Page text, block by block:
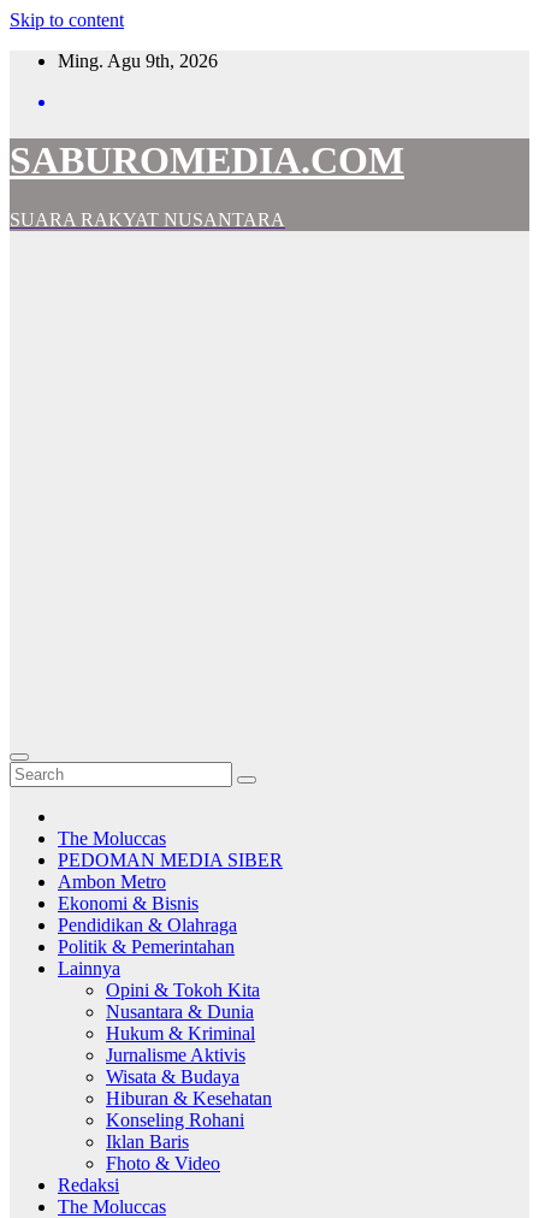
Skip to content
Ming. Agu 9th, 2026
SABUROMEDIA.COM
SUARA RAKYAT NUSANTARA
The Moluccas
PEDOMAN MEDIA SIBER
Ambon Metro
Ekonomi & Bisnis
Pendidikan & Olahraga
Politik & Pemerintahan
Lainnya
Opini & Tokoh Kita
Nusantara & Dunia
Hukum & Kriminal
Jurnalisme Aktivis
Wisata & Budaya
Hiburan & Kesehatan
Konseling Rohani
Iklan Baris
Fhoto & Video
Redaksi
The Moluccas